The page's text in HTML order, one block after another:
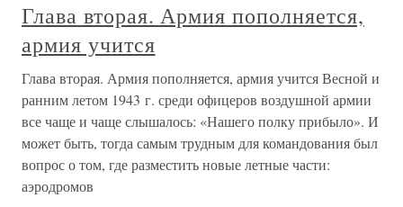
Глава вторая. Армия пополняется,
армия учится
Глава вторая. Армия пополняется, армия учится Весной и
ранним летом 1943 г. среди офицеров воздушной армии
все чаще и чаще слышалось: «Нашего полку прибыло». И
может быть, тогда самым трудным для командования был
вопрос о том, где разместить новые летные части:
аэродромов